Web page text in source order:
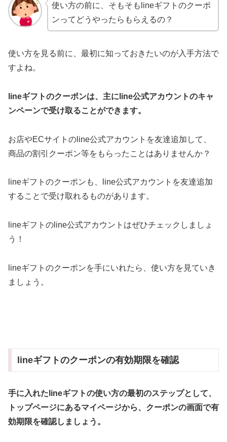
使い方の前に、そもそもlineギフトのクーポ
ンってどうやったらもらえるの？
使い方を見る前に、最初に知っておきたいのが入手方法で
すよね。
lineギフトのクーポンは、主にline公式アカウントのキャ
ンペーンで受け取ることができます。
お店やECサイトのline公式アカウントを友達追加して、
商品の割引クーポン等をもらったことはありませんか？
lineギフトのクーポンも、line公式アカウントを友達追加
することで受け取れるものがあります。
lineギフトのline公式アカウントはぜひチェックしましょ
う！
lineギフトのクーポンを手にいれたら、使い方を見ていき
ましょう。
lineギフトのクーポンの有効期限を確認
手に入れたlineギフトの使い方の最初のステップとして、
トップページにあるマイページから、クーポンの画面で有
効期限を確認しましょう。